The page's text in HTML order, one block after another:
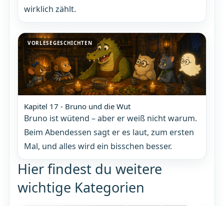
wirklich zählt.
VORLESEGESCHICHTEN
Kapitel 17 - Bruno und die Wut
Bruno ist wütend – aber er weiß nicht warum.
Beim Abendessen sagt er es laut, zum ersten
Mal, und alles wird ein bisschen besser.
Hier findest du weitere
wichtige Kategorien